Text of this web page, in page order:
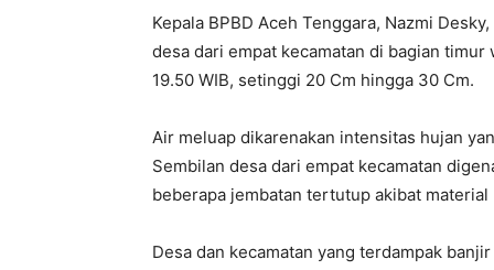
Kepala BPBD Aceh Tenggara, Nazmi
desa dari empat kecamatan di bagian
19.50 WIB, setinggi 20 Cm hingga 30 Cm.
Air meluap dikarenakan intensitas hujan
Sembilan desa dari empat kecamatan
beberapa jembatan tertutup akibat material
Desa dan kecamatan yang terdampak